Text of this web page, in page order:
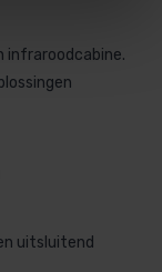
infraroodcabine.
uitsluitend